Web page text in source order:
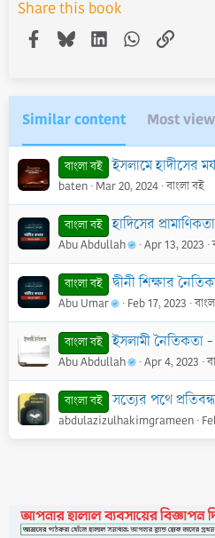
Share this book
Facebook
BlueskyLinkedInWhatsApp
Link
Similar content Most view
বাংলা বই ইসলামে হাদীসের
baten Mar 20, 2024 বাংলা বই
বাংলা বই হাদিসের
Abu Abdullah Apr 13, 2023
বাংলা বই দ্বীনী শিক্ষার
Abu Umar Feb 17, 2023
বাংলা বই ইসলামী নৈতিকতা
Abu Abdullah Apr 4, 2023
বাংলা বই সত্যের পথে
abdulazizulhakimgrameen